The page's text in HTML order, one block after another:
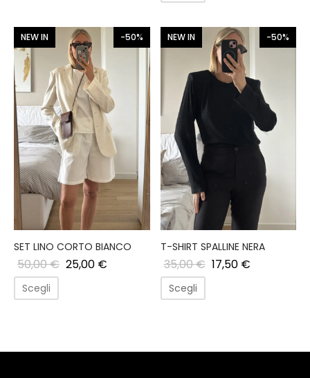
NEW IN -50%
SET LINO CORTO BIANCO
50,00€ 25,00 €
Scegli
NEW IN -50%
T-SHIRT SPALLINE NERA
35,00€ 17,50 €
Scegli